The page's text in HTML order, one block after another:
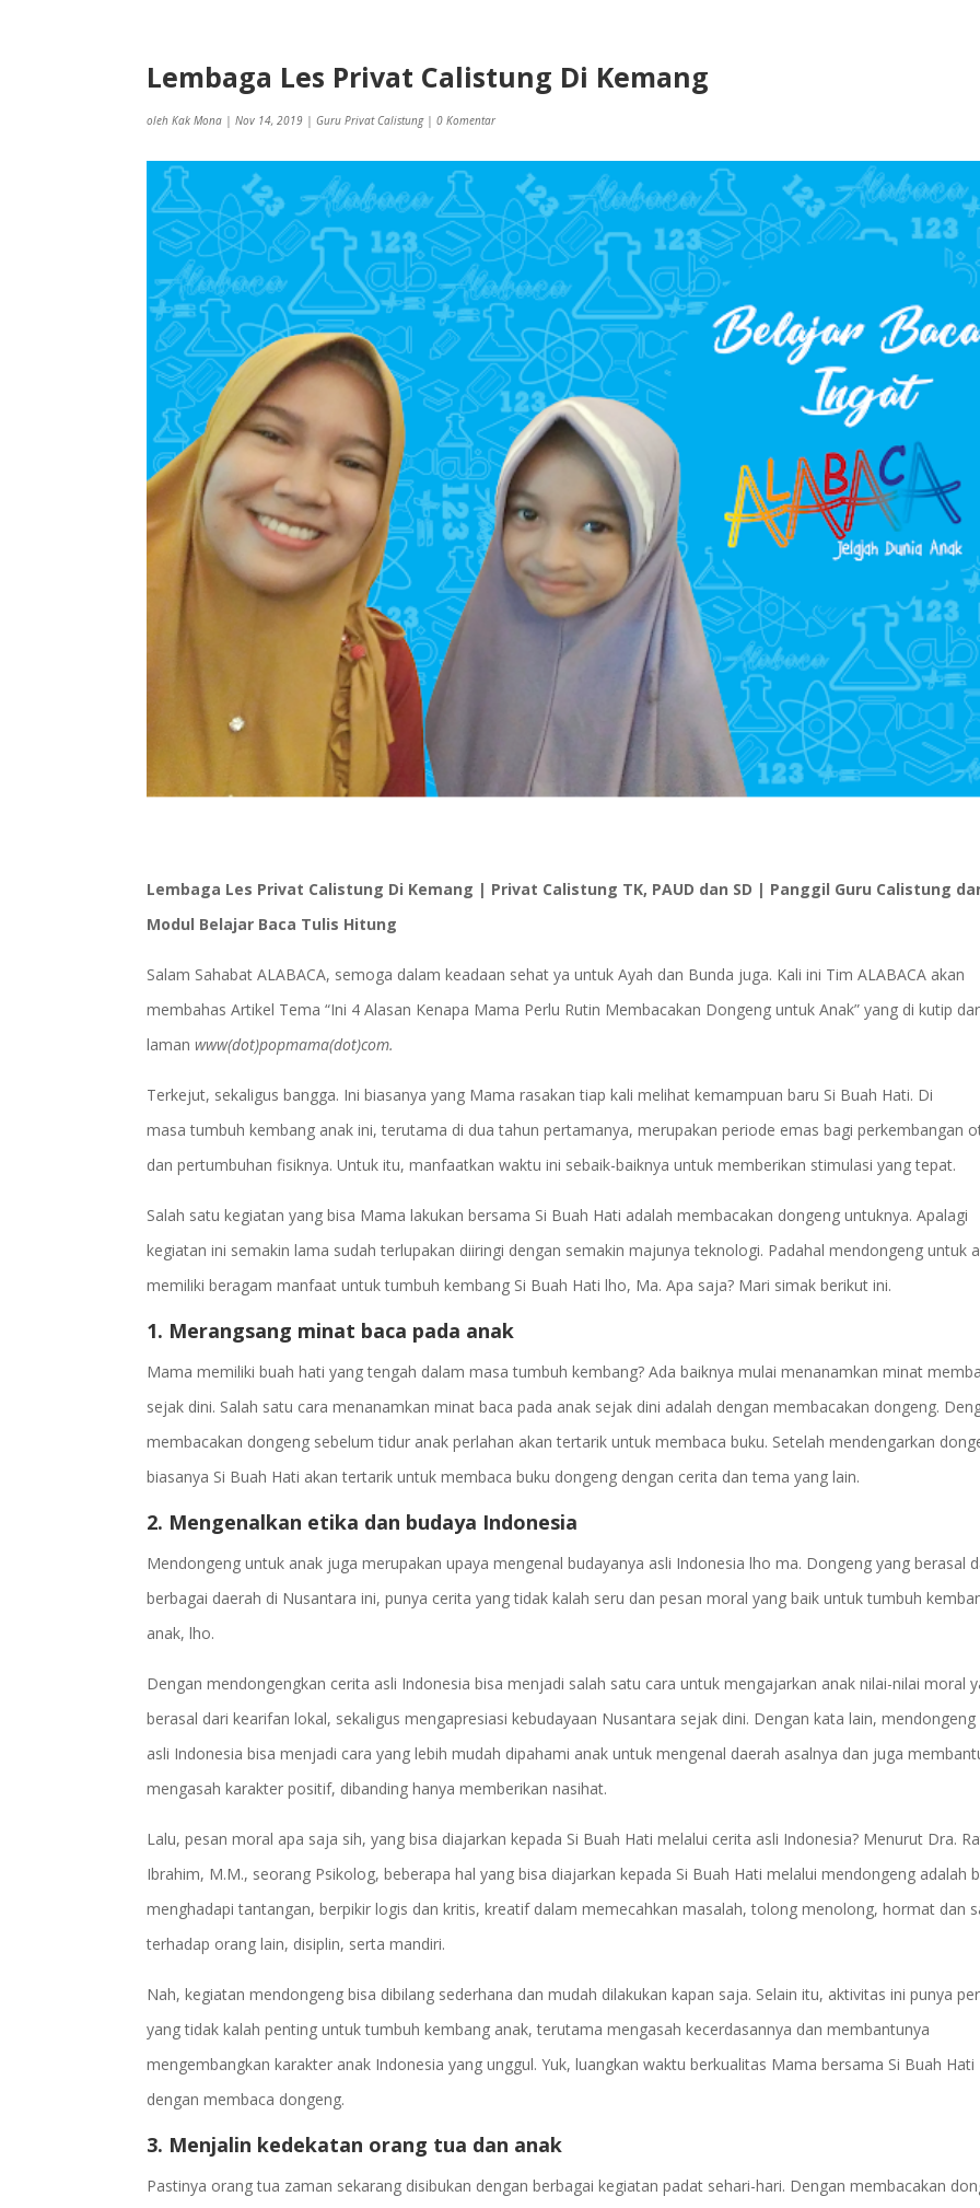
Lembaga Les Privat Calistung Di Kemang
olehKak Mona |Nov 14, 2019 |Guru Privat Calistung|0 Komentar
Lembaga Les Privat Calistung Di Kemang | Privat Calistung TK, PAUD dan SD | Panggil Guru Calistung
Modul Belajar Baca Tulis Hitung
Salam Sahabat ALABACA, semoga dalam keadaan sehat ya untuk Ayah dan Bunda juga. Kali ini Tim ALABACA akan
membahas Artikel Tema “Ini 4 Alasan Kenapa Mama Perlu Rutin Membacakan Dongeng untuk Anak” yang di kutip
lamanwww(dot)popmama(dot)com.
Terkejut, sekaligus bangga. Ini biasanya yang Mama rasakan tiap kali melihat kemampuan baru Si Buah Hati. Di
masa tumbuh kembang anak ini, terutama di dua tahun pertamanya, merupakan periode emas bagi perkembangan
dan pertumbuhan fisiknya. Untuk itu, manfaatkan waktu ini sebaik-baiknya untuk memberikan stimulasi yang tepat.
Salah satu kegiatan yang bisa Mama lakukan bersama Si Buah Hati adalah membacakan dongeng untuknya. Apalagi
kegiatan ini semakin lama sudah terlupakan diiringi dengan semakin majunya teknologi. Padahal mendongeng untuk
memiliki beragam manfaat untuk tumbuh kembang Si Buah Hati lho, Ma. Apa saja? Mari simak berikut ini.
1. Merangsang minat baca pada anak
Mama memiliki buah hati yang tengah dalam masa tumbuh kembang? Ada baiknya mulai menanamkan minat
sejak dini. Salah satu cara menanamkan minat baca pada anak sejak dini adalah dengan membacakan dongeng.
membacakan dongeng sebelum tidur anak perlahan akan tertarik untuk membaca buku. Setelah mendengarkan
biasanya Si Buah Hati akan tertarik untuk membaca buku dongeng dengan cerita dan tema yang lain.
2. Mengenalkan etika dan budaya Indonesia
Mendongeng untuk anak juga merupakan upaya mengenal budayanya asli Indonesia lho ma. Dongeng yang berasal
berbagai daerah di Nusantara ini, punya cerita yang tidak kalah seru dan pesan moral yang baik untuk tumbuh
anak, lho.
Dengan mendongengkan cerita asli Indonesia bisa menjadi salah satu cara untuk mengajarkan anak nilai-nilai moral
berasal dari kearifan lokal, sekaligus mengapresiasi kebudayaan Nusantara sejak dini. Dengan kata lain, mendongeng
asli Indonesia bisa menjadi cara yang lebih mudah dipahami anak untuk mengenal daerah asalnya dan juga
mengasah karakter positif, dibanding hanya memberikan nasihat.
Lalu, pesan moral apa saja sih, yang bisa diajarkan kepada Si Buah Hati melalui cerita asli Indonesia? Menurut Dra.
Ibrahim, M.M., seorang Psikolog, beberapa hal yang bisa diajarkan kepada Si Buah Hati melalui mendongeng adalah
menghadapi tantangan, berpikir logis dan kritis, kreatif dalam memecahkan masalah, tolong menolong, hormat dan
terhadap orang lain, disiplin, serta mandiri.
Nah, kegiatan mendongeng bisa dibilang sederhana dan mudah dilakukan kapan saja. Selain itu, aktivitas ini punya
yang tidak kalah penting untuk tumbuh kembang anak, terutama mengasah kecerdasannya dan membantunya
mengembangkan karakter anak Indonesia yang unggul. Yuk, luangkan waktu berkualitas Mama bersama Si Buah Hati
dengan membaca dongeng.
3. Menjalin kedekatan orang tua dan anak
Pastinya orang tua zaman sekarang disibukan dengan berbagai kegiatan padat sehari-hari. Dengan membacakan